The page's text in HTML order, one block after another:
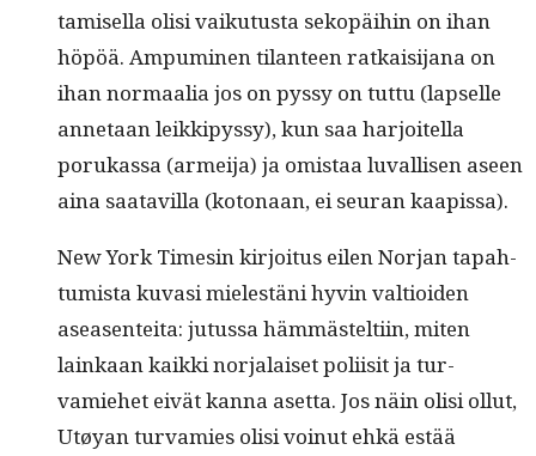
tamisel­la olisi vaiku­tus­ta sekopäi­hin on ihan
höpöä. Ampumi­nen tilanteen ratkaisi­jana on
ihan nor­maalia jos on pyssy on tut­tu (lapselle
annetaan leikkipyssy), kun saa har­joitel­la
porukas­sa (armei­ja) ja omis­taa luval­lisen aseen
aina saatavil­la (koton­aan, ei seu­ran kaapissa).
New York Timesin kir­joi­tus eilen Nor­jan tapah­
tu­mista kuvasi mielestäni hyvin val­tioiden
aseasen­tei­ta: jutus­sa häm­mästelti­in, miten
lainkaan kaik­ki nor­jalaiset poli­isit ja tur­
vamiehet eivät kan­na aset­ta. Jos näin olisi ollut,
Utøyan tur­vamies olisi voin­ut ehkä estää